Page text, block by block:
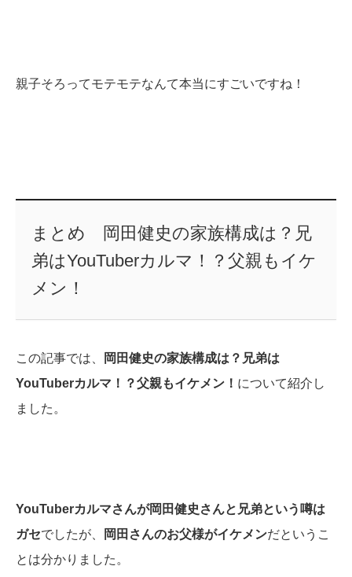
親子そろってモテモテなんて本当にすごいですね！
まとめ 岡田健史の家族構成は？兄
弟はYouTuberカルマ！？父親もイケ
メン！
この記事では、
岡田健史の家族構成は？兄弟は
YouTuberカルマ！？父親もイケメン！ について紹介し
ました。
YouTuberカルマさんが岡田健史さんと兄弟という噂は
ガセでしたが、 岡田さんのお父様がイケメンだというこ
とは分かりました。